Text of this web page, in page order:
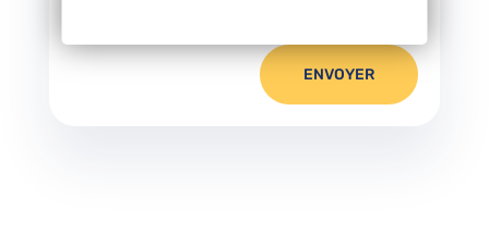
ENVOYER